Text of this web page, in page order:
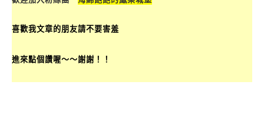
喜歡我文章的朋友請不要害羞
進來點個讚喔～～謝謝！！